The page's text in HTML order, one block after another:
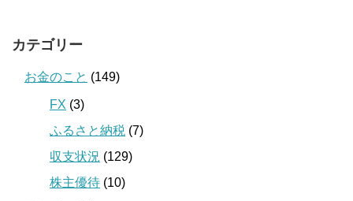
カテゴリー
お金のこと (149)
FX (3)
ふるさと納税 (7)
収支状況 (129)
株主優待 (10)